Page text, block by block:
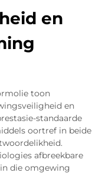
en
toon
en
standaarde
oortref in beide
afbreekbare
die omgewing